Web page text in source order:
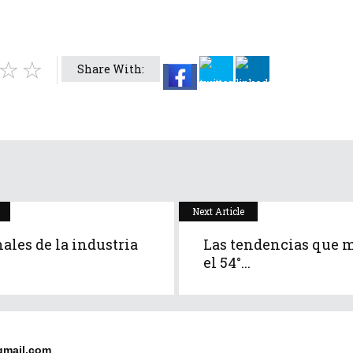
Share With:
de la industria
Next Article
Las tendencias que
el 54°...